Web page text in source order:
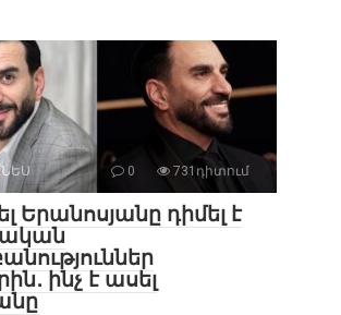
0 731դիտում
Երանոսյանը դիմել է
ինչ է ասել